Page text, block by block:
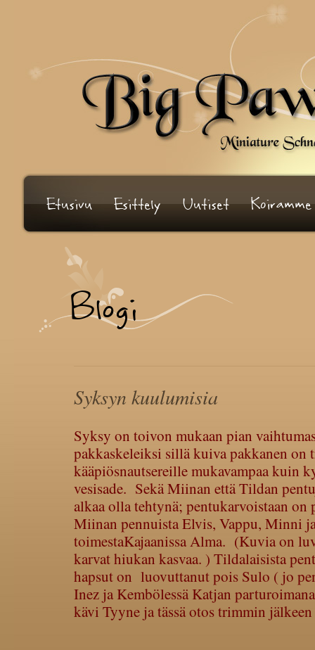
Etusivu Esittely Uutiset Koiramme
Blogi
Syksyn kuulumisia
Syksy on toivon mukaan pian
pakkaskeleiksi sillä kuiva pakkanen
kääpiösnautsereille mukavampaa kuin
vesisade. Sekä Miinan että Tildan
alkaa olla tehtynä; pentukarvoistaan on
Miinan pennuista Elvis, Vappu, Minni
toimestaKajaanissa Alma. (Kuvia on
karvat hiukan kasvaa. ) Tildalaisista
hapsut on luovuttanut pois Sulo ( jo
Inez ja Kembölessä Katjan
kävi Tyyne ja tässä otos trimmin